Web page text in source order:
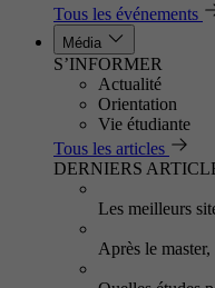
Tous les événements
Média
S’INFORMER
Actualité
Orientation
Vie étudiante
Tous les articles
DERNIERS
Les meilleurs
Après le